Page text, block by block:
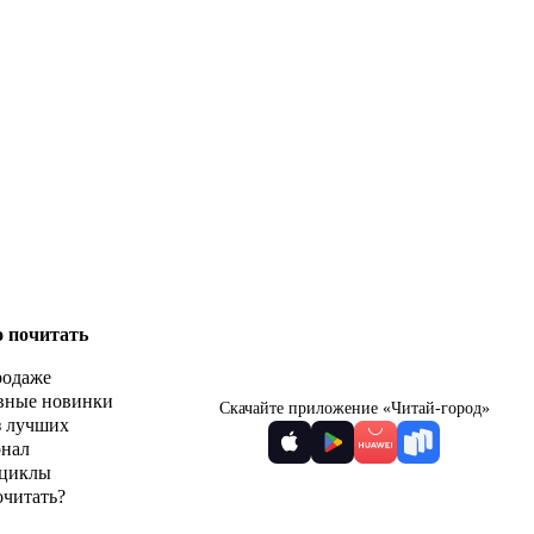
почитать
новинки
лучших
Скачайте приложение «Читай-город»